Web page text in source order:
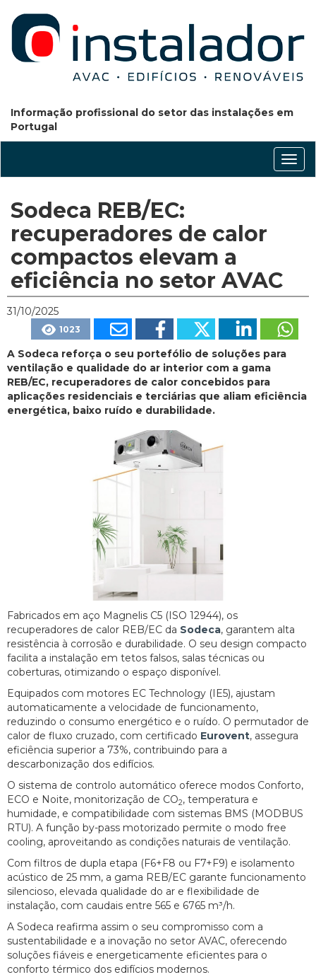
Informação profissional do setor das instalações em
Portugal
Sodeca REB/EC:
recuperadores de calor
compactos elevam a
eficiência no setor AVAC
31/10/2025
1023
A Sodeca reforça o seu portefólio de soluções para
ventilação e qualidade do ar interior com a gama
REB/EC, recuperadores de calor concebidos para
aplicações residenciais e terciárias que aliam eficiência
energética, baixo ruído e durabilidade.
Fabricados em aço Magnelis C5 (ISO 12944), os
recuperadores de calor REB/EC da Sodeca, garantem alta
resistência à corrosão e durabilidade. O seu design compacto
facilita a instalação em tetos falsos, salas técnicas ou
coberturas, otimizando o espaço disponível.
Equipados com motores EC Technology (IE5), ajustam
automaticamente a velocidade de funcionamento,
reduzindo o consumo energético e o ruído. O permutador de
calor de fluxo cruzado, com certificado Eurovent, assegura
eficiência superior a 73%, contribuindo para a
descarbonização dos edifícios.
O sistema de controlo automático oferece modos Conforto,
ECO e Noite, monitorização de CO2, temperatura e
humidade, e compatibilidade com sistemas BMS (MODBUS
RTU). A função by-pass motorizado permite o modo free
cooling, aproveitando as condições naturais de ventilação.
Com filtros de dupla etapa (F6+F8 ou F7+F9) e isolamento
acústico de 25 mm, a gama REB/EC garante funcionamento
silencioso, elevada qualidade do ar e flexibilidade de
instalação, com caudais entre 565 e 6765 m³/h.
A Sodeca reafirma assim o seu compromisso com a
sustentabilidade e a inovação no setor AVAC, oferecendo
soluções fiáveis e energeticamente eficientes para o
conforto térmico dos edifícios modernos.